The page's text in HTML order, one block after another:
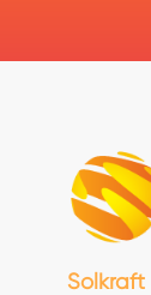
Solkraft